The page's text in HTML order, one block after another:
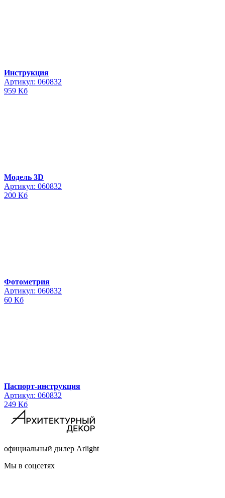
Инструкция
Артикул: 060832
959 Кб
Модель 3D
Артикул: 060832
200 Кб
Фотометрия
Артикул: 060832
60 Кб
Паспорт-инструкция
Артикул: 060832
249 Кб
официальный дилер Arlight
Мы в соцсетях